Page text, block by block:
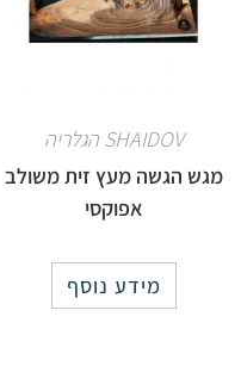
SHAIDOV הגלריה
מגש הגשה מעץ זית משולב
אפוקסי
מידע נוסף